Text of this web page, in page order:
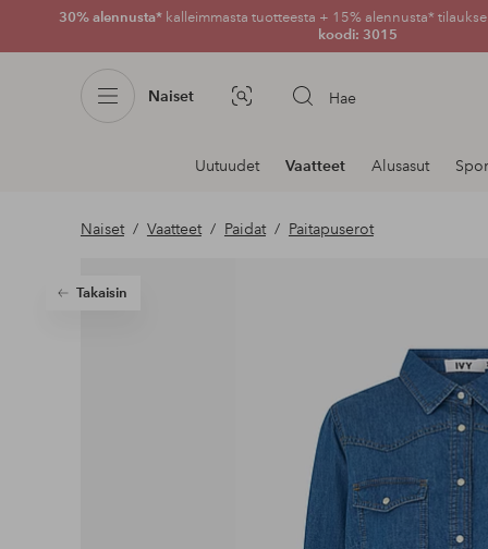
30% alennusta* kalleimmasta tuotteesta + 15% alennusta*
koodi: 3015
Naiset Kuvahaku Hae
Navigointi
osastoilla
Uutuudet Vaatteet Alusasut
Naiset Vaatteet Paidat Paitapuserot
Takaisin